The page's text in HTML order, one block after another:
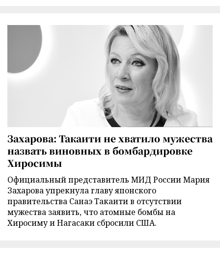
Захарова: Такаити не хватило мужества
назвать виновных в бомбардировке
Хиросимы
Официальный представитель МИД России Мария
Захарова упрекнула главу японского
правительства Санаэ Такаити в отсутствии
мужества заявить, что атомные бомбы на
Хиросиму и Нагасаки сбросили США.